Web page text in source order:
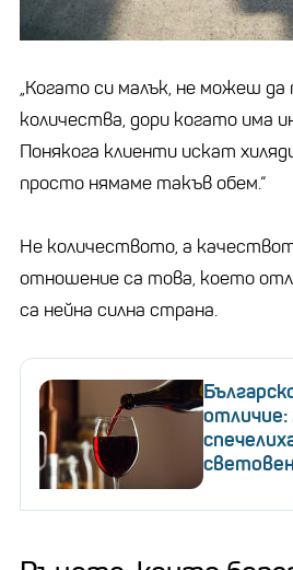
„Когато си малък, не можеш
количества, дори когато има
Понякога клиенти искат
просто нямаме такъв обем.“
Не количеството, а
отношение са това, което
са нейна силна страна.
отличие: